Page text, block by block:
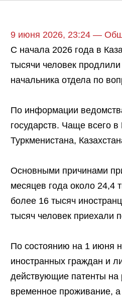
9 июня 2026, 23:24 —
С начала 2026 года в
тысячи человек
начальника отдела по
По информации
государств. Чаще всего
Туркменистана,
Основными причинами
месяцев года около 24,4
более 16 тысяч
тысяч человек приехали
По состоянию на 1 июня
иностранных граждан и
действующие патенты
временное проживание,